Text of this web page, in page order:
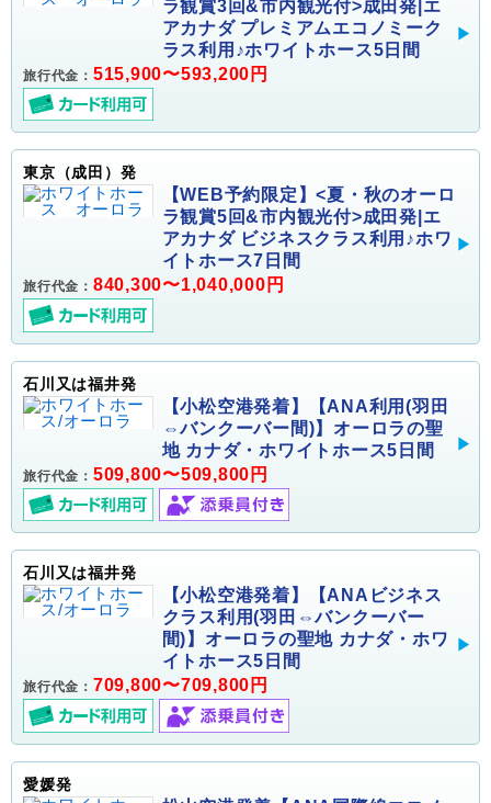
ラ観賞3回&市内観光付>成田発|エ
アカナダ プレミアムエコノミーク
ラス利用♪ホワイトホース5日間
旅行代金： 515,900〜593,200円
東京（成田）発
【WEB予約限定】<夏・秋のオーロ
ラ観賞5回&市内観光付>成田発|エ
アカナダ ビジネスクラス利用♪ホワ
イトホース7日間
旅行代金： 840,300〜1,040,000円
石川又は福井発
【小松空港発着】【ANA利用(羽田
⇔バンクーバー間)】オーロラの聖
地 カナダ・ホワイトホース5日間
旅行代金： 509,800〜509,800円
石川又は福井発
【小松空港発着】【ANAビジネス
クラス利用(羽田⇔バンクーバー
間)】オーロラの聖地 カナダ・ホワ
イトホース5日間
旅行代金： 709,800〜709,800円
愛媛発